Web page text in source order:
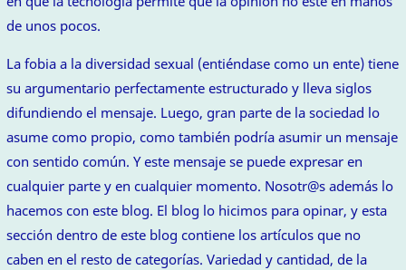
de unos pocos.
La fobia a la diversidad sexual (entiéndase como un ente) tiene
su argumentario perfectamente estructurado y lleva siglos
difundiendo el mensaje. Luego, gran parte de la sociedad lo
asume como propio, como también podría asumir un mensaje
con sentido común. Y este mensaje se puede expresar en
cualquier parte y en cualquier momento. Nosotr@s además lo
hacemos con este blog. El blog lo hicimos para opinar, y esta
sección dentro de este blog contiene los artículos que no
caben en el resto de categorías. Variedad y cantidad, de la